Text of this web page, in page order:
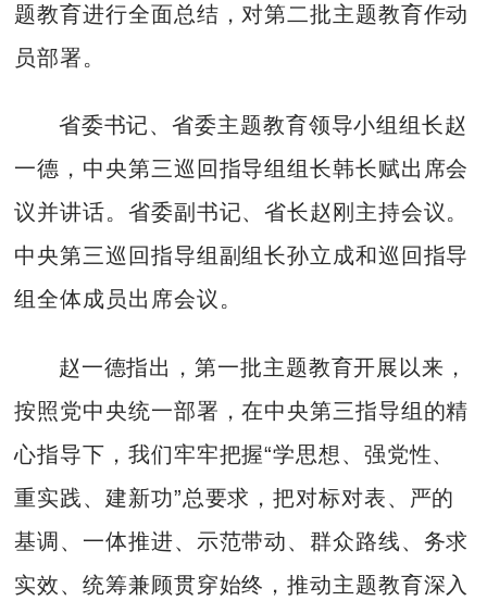
题教育进行全面总结，对第二批主题教育作动
员部署。
省委书记、省委主题教育领导小组组长赵
一德，中央第三巡回指导组组长韩长赋出席会
议并讲话。省委副书记、省长赵刚主持会议。
中央第三巡回指导组副组长孙立成和巡回指导
组全体成员出席会议。
赵一德指出，第一批主题教育开展以来，
按照党中央统一部署，在中央第三指导组的精
心指导下，我们牢牢把握“学思想、强党性、
重实践、建新功”总要求，把对标对表、严的
基调、一体推进、示范带动、群众路线、务求
实效、统筹兼顾贯穿始终，推动主题教育深入